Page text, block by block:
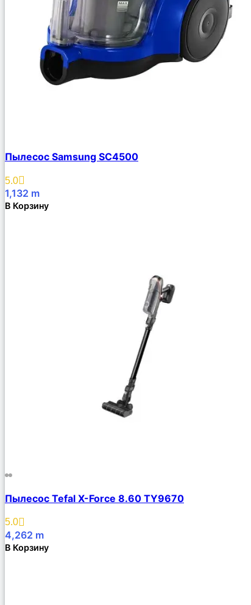
Пылесос Samsung SC4500
5.0
1,132 m
В Корзину
Пылесос Tefal X-Force 8.60 TY9670
5.0
4,262 m
В Корзину